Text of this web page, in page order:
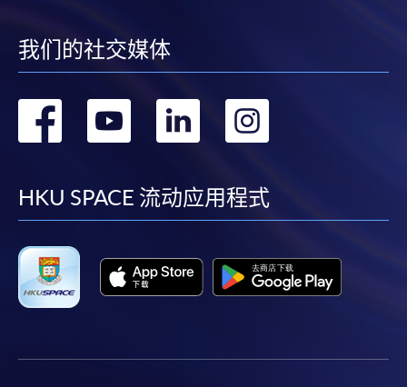
我们的社交媒体
转
facebook
转
youtube
转
linkedin
转
HKU SPACE 流动应用程式